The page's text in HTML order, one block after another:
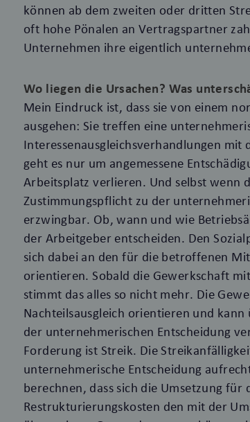
können ab dem zweiten oder dritten
oft hohe Pönalen an Vertragspartner
Unternehmen ihre eigentlich
Wo liegen die Ursachen? Was
Mein Eindruck ist, dass sie von einem
ausgehen: Sie treffen eine
Interessenausgleichsverhandlungen mit
geht es nur um angemessene
Arbeitsplatz verlieren. Und selbst wenn
Zustimmungspflicht zu der
erzwingbar. Ob, wann und wie
der Arbeitgeber entscheiden. Den
sich dabei an den für die betroffenen
orientieren. Sobald die Gewerkschaft
stimmt das alles so nicht mehr. Die
Nachteilsausgleich orientieren und
der unternehmerischen Entscheidung
Forderung ist Streik. Die
unternehmerische Entscheidung
berechnen, dass sich die Umsetzung
Restrukturierungskosten den mit der